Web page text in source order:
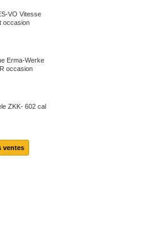
VO Vitesse
occasion
Erma-Werke
occasion
ZKK- 602 cal
ventes